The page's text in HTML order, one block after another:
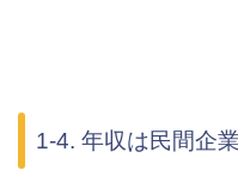
1-4. 年収は民間企